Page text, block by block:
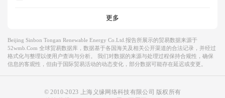
更多
Beijing Sinbon Tongan Renewable Energy Co.ltd.报告所展示的贸易数据来源于
52wmb.com 全球贸易数据库，数据基于各国海关及相关公开渠道的合法记录，并经过
格式化与整理以便用户查询与分析。 我们对数据的来源与处理过程保持合规性，确保
信息的客观性，但由于国际贸易活动的动态变化，部分数据可能存在延迟或变更。
© 2010-2023 上海义缘网络科技有限公司 版权所有